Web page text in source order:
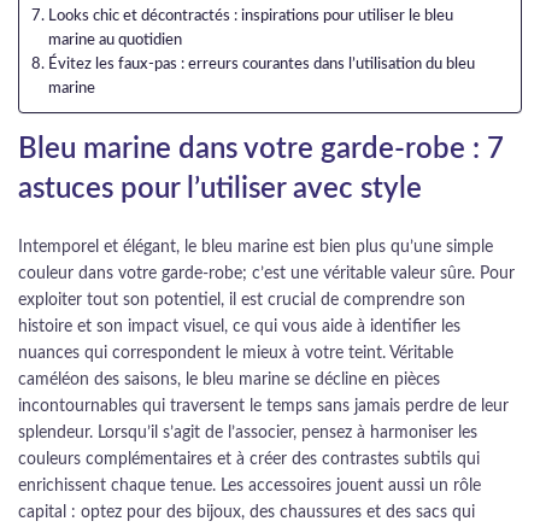
Looks chic et décontractés : inspirations pour utiliser le bleu
marine au quotidien
Évitez les faux-pas : erreurs courantes dans l’utilisation du bleu
marine
Bleu marine dans votre garde-robe : 7
astuces pour l’utiliser avec style
Intemporel et élégant, le bleu marine est bien plus qu’une simple
couleur dans votre garde-robe; c’est une véritable valeur sûre. Pour
exploiter tout son potentiel, il est crucial de comprendre son
histoire et son impact visuel, ce qui vous aide à identifier les
nuances qui correspondent le mieux à votre teint. Véritable
caméléon des saisons, le bleu marine se décline en pièces
incontournables qui traversent le temps sans jamais perdre de leur
splendeur. Lorsqu’il s’agit de l’associer, pensez à harmoniser les
couleurs complémentaires et à créer des contrastes subtils qui
enrichissent chaque tenue. Les accessoires jouent aussi un rôle
capital : optez pour des bijoux, des chaussures et des sacs qui